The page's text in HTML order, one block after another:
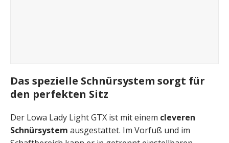
Das spezielle Schnürsystem sorgt für
den perfekten Sitz
Der Lowa Lady Light GTX ist mit einem cleveren
Schnürsystem ausgestattet. Im Vorfuß und im